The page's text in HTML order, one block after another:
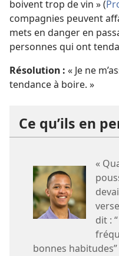
boivent trop de vin » (
compagnies peuvent
mets en danger en
personnes qui ont
Résolution : « Je ne
tendance à boire. »
Ce qu’ils en
«
dit :
bonnes habitudes”